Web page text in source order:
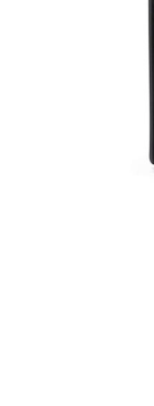
請求用戶進行身份認
５．嚴禁一人註冊多
恩沛科技股份有限公